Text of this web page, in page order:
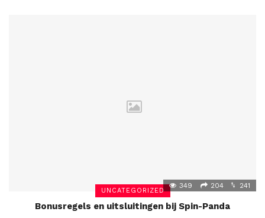
UNCATEGORIZED
349 204 241
Bonusregels en uitsluitingen bij Spin-Panda